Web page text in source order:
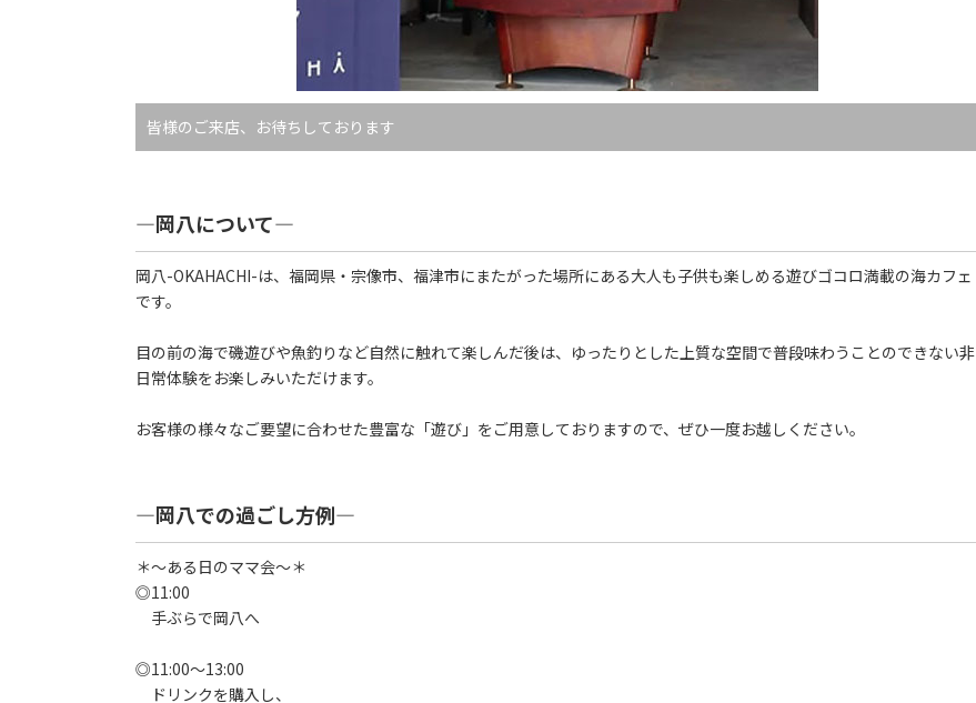
皆様のご来店、お待ちしております
―岡八について―
岡八-OKAHACHI-は、福岡県・宗像市、福津市にまたがった場所にある大人も子供も楽しめる遊びゴコロ満載の海カフェ
です。
目の前の海で磯遊びや魚釣りなど自然に触れて楽しんだ後は、ゆったりとした上質な空間で普段味わうことのできない非
日常体験をお楽しみいただけます。
お客様の様々なご要望に合わせた豊富な「遊び」をご用意しておりますので、ぜひ一度お越しください。
―岡八での過ごし方例―
＊～ある日のママ会～＊
◎11:00
手ぶらで岡八へ
◎11:00～13:00
ドリンクを購入し、